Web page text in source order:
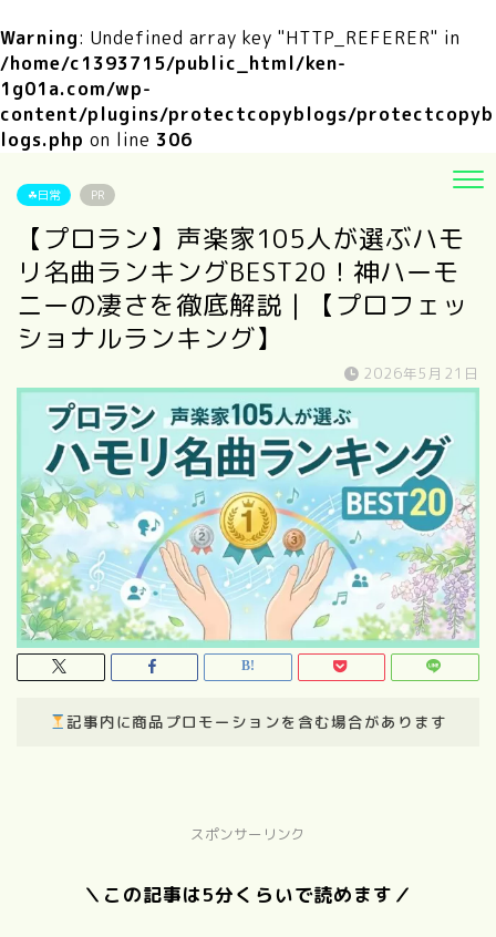
Warning: Undefined array key "HTTP_REFERER" in
/home/c1393715/public_html/ken-
1g01a.com/wp-
content/plugins/protectcopyblogs/protectcopyb
logs.php on line 306
☘日常 PR
【プロラン】声楽家105人が選ぶハモ
リ名曲ランキングBEST20！神ハーモ
ニーの凄さを徹底解説｜【プロフェッ
ショナルランキング】
2026年5月21日
記事内に商品プロモーションを含む場合があります
スポンサーリンク
＼この記事は5分くらいで読めます／